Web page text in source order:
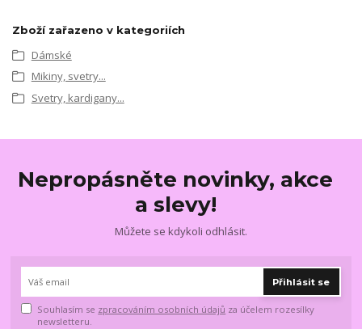
Zboží zařazeno v kategoriích
Dámské
Mikiny, svetry...
Svetry, kardigany...
Nepropásněte novinky, akce
a slevy!
Můžete se kdykoli odhlásit.
Přihlásit se
Souhlasím se zpracováním osobních údajů za účelem rozesílky
newsletteru.